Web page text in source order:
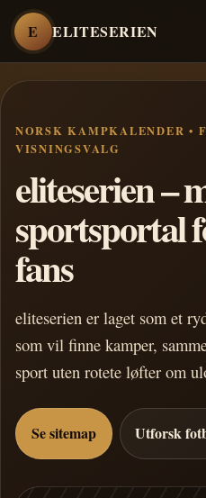
E ELITESERIEN
NORSK KAMPKALENDER •
VISNINGSVALG
eliteserien –
sportsportal
fans
eliteserien er laget som et
som vil finne kamper,
sport uten rotete løfter om
Se sitemap Utforsk